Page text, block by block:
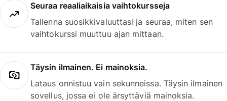
Seuraa reaaliaikaisia vaihtokursseja
Tallenna suosikkivaluuttasi ja seuraa, miten sen
vaihtokurssi muuttuu ajan mittaan.
Täysin ilmainen. Ei mainoksia.
Lataus onnistuu vain sekunneissa. Täysin ilmainen
sovellus, jossa ei ole ärsyttäviä mainoksia.